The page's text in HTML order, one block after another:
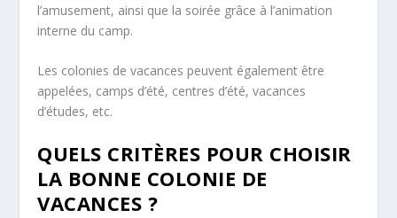
l’amusement, ainsi que la soirée grâce à l’animation
interne du camp.
Les colonies de vacances peuvent également être
appelées, camps d’été, centres d’été, vacances
d’études, etc.
QUELS CRITÈRES POUR CHOISIR
LA BONNE COLONIE DE
VACANCES ?